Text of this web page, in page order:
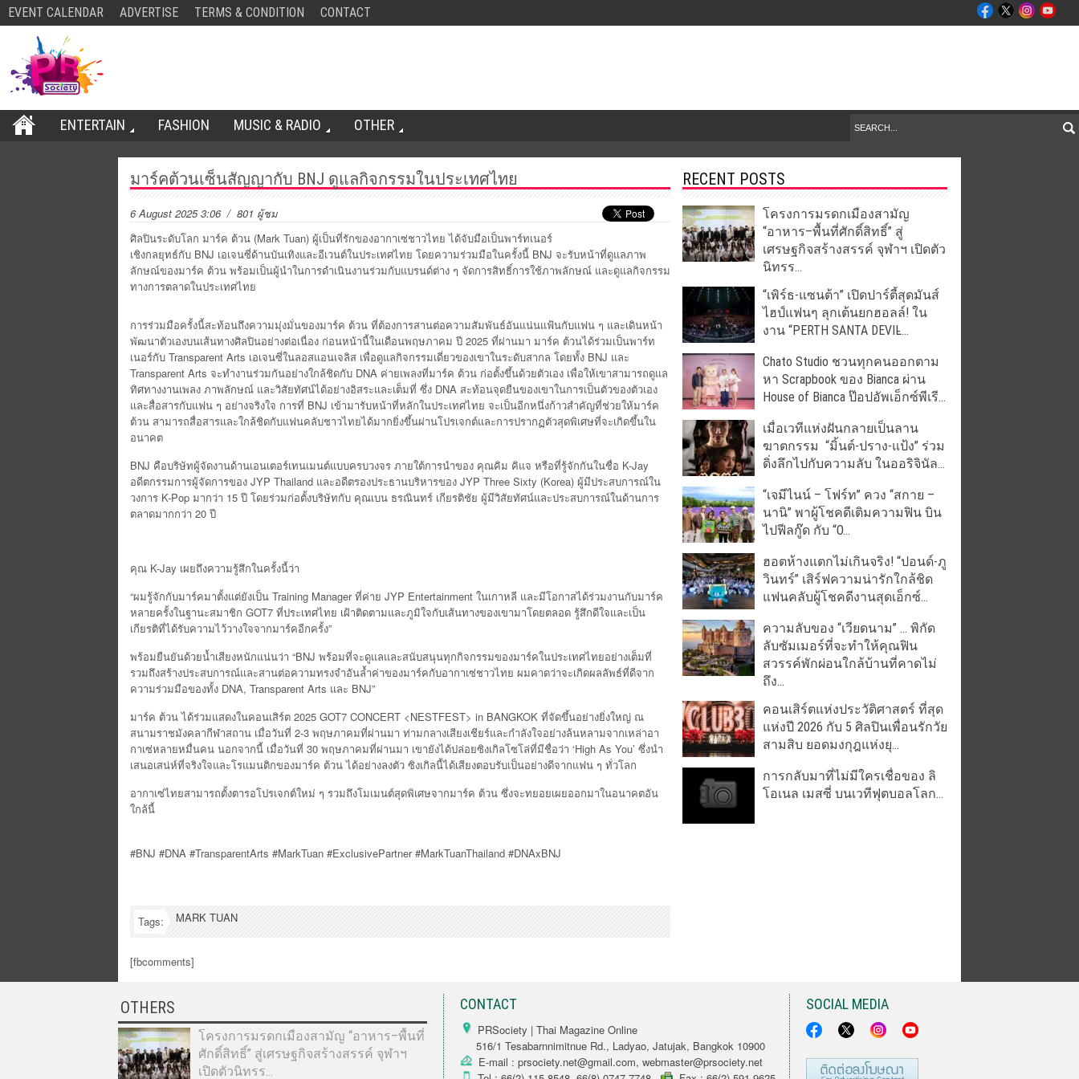
EVENT CALENDAR ADVERTISE TERMS & CONDITION CONTACT
ENTERTAIN FASHION MUSIC & RADIO OTHER
มาร์คต้วนเซ็นสัญญากับ BNJ ดูแลกิจกรรมในประเทศไทย
6 August 2025 3:06/ 801 ผู้ชม
ศิลปินระดับโลก มาร์ค ต้วน (Mark Tuan) ผู้เป็นที่รักของอากาเซ่ชาวไทย ได้จับมือเป็นพาร์ทเนอร์
เชิงกลยุทธ์กับ BNJ เอเจนซี่ด้านบันเทิงและอีเวนต์ในประเทศไทย โดยความร่วมมือในครั้งนี้ BNJ จะรับหน้าที่ดูแลภาพ
ลักษณ์ของมาร์ค ต้วน พร้อมเป็นผู้นำในการดำเนินงานร่วมกับแบรนด์ต่าง ๆ จัดการสิทธิ์การใช้ภาพลักษณ์ และดูแลกิจกรรม
ทางการตลาดในประเทศไทย
การร่วมมือครั้งนี้สะท้อนถึงความมุ่งมั่นของมาร์ค ต้วน ที่ต้องการสานต่อความสัมพันธ์อันแน่นแฟ้นกับแฟน ๆ และเดินหน้า
พัฒนาตัวเองบนเส้นทางศิลปินอย่างต่อเนื่อง ก่อนหน้านี้ในเดือนพฤษภาคม ปี 2025 ที่ผ่านมา มาร์ค ต้วนได้ร่วมเป็นพาร์ท
เนอร์กับ Transparent Arts เอเจนซี่ในลอสแอนเจลิส เพื่อดูแลกิจกรรมเดี่ยวของเขาในระดับสากล โดยทั้ง BNJ และ
Transparent Arts จะทำงานร่วมกันอย่างใกล้ชิดกับ DNA ค่ายเพลงที่มาร์ค ต้วน ก่อตั้งขึ้นด้วยตัวเอง เพื่อให้เขาสามารถดูแล
ทิศทางงานเพลง ภาพลักษณ์ และวิสัยทัศน์ได้อย่างอิสระและเต็มที่ ซึ่ง DNA สะท้อนจุดยืนของเขาในการเป็นตัวของตัวเอง
และสื่อสารกับแฟน ๆ อย่างจริงใจ การที่ BNJ เข้ามารับหน้าที่หลักในประเทศไทย จะเป็นอีกหนึ่งก้าวสำคัญที่ช่วยให้มาร์ค
ต้วน สามารถสื่อสารและใกล้ชิดกับแฟนคลับชาวไทยได้มากยิ่งขึ้นผ่านโปรเจกต์และการปรากฏตัวสุดพิเศษที่จะเกิดขึ้นใน
อนาคต
BNJ คือบริษัทผู้จัดงานด้านเอนเตอร์เทนเมนต์แบบครบวงจร ภายใต้การนำของ คุณคิม คิแจ หรือที่รู้จักกันในชื่อ K-Jay
อดีตกรรมการผู้จัดการของ JYP Thailand และอดีตรองประธานบริหารของ JYP Three Sixty (Korea) ผู้มีประสบการณ์ใน
วงการ K-Pop มากว่า 15 ปี โดยร่วมก่อตั้งบริษัทกับ คุณเบน ธรณินทร์ เกียรติชัย ผู้มีวิสัยทัศน์และประสบการณ์ในด้านการ
ตลาดมากกว่า 20 ปี
คุณ K-Jay เผยถึงความรู้สึกในครั้งนี้ว่า
“ผมรู้จักกับมาร์คมาตั้งแต่ยังเป็น Training Manager ที่ค่าย JYP Entertainment ในเกาหลี และมีโอกาสได้ร่วมงานกับมาร์ค
หลายครั้งในฐานะสมาชิก GOT7 ที่ประเทศไทย เฝ้าติดตามและภูมิใจกับเส้นทางของเขามาโดยตลอด รู้สึกดีใจและเป็น
เกียรติที่ได้รับความไว้วางใจจากมาร์คอีกครั้ง”
พร้อมยืนยันด้วยน้ำเสียงหนักแน่นว่า “BNJ พร้อมที่จะดูแลและสนับสนุนทุกกิจกรรมของมาร์คในประเทศไทยอย่างเต็มที่
รวมถึงสร้างประสบการณ์และสานต่อความทรงจำอันล้ำค่าของมาร์คกับอากาเซ่ชาวไทย ผมคาดว่าจะเกิดผลลัพธ์ที่ดีจาก
ความร่วมมือของทั้ง DNA, Transparent Arts และ BNJ”
มาร์ค ต้วน ได้ร่วมแสดงในคอนเสิร์ต 2025 GOT7 CONCERT <NESTFEST> in BANGKOK ที่จัดขึ้นอย่างยิ่งใหญ่ ณ
สนามราชมังคลากีฬาสถาน เมื่อวันที่ 2-3 พฤษภาคมที่ผ่านมา ท่ามกลางเสียงเชียร์และกำลังใจอย่างล้นหลามจากเหล่าอา
กาเซ่หลายหมื่นคน นอกจากนี้ เมื่อวันที่ 30 พฤษภาคมที่ผ่านมา เขายังได้ปล่อยซิงเกิลโซโล่ที่มีชื่อว่า ‘High As You’ ซึ่งนำ
เสนอเสน่ห์ที่จริงใจและโรแมนติกของมาร์ค ต้วน ได้อย่างลงตัว ซิงเกิลนี้ได้เสียงตอบรับเป็นอย่างดีจากแฟน ๆ ทั่วโลก
อากาเซ่ไทยสามารถตั้งตารอโปรเจกต์ใหม่ ๆ รวมถึงโมเมนต์สุดพิเศษจากมาร์ค ต้วน ซึ่งจะทยอยเผยออกมาในอนาคตอัน
ใกล้นี้
#BNJ #DNA #TransparentArts #MarkTuan #ExclusivePartner #MarkTuanThailand #DNAxBNJ
Tags: MARK TUAN
[fbcomments]
RECENT POSTS
โครงการมรดกเมืองสามัญ
“อาหาร–พื้นที่ศักดิ์สิทธิ์” สู่
เศรษฐกิจสร้างสรรค์ จุฬาฯ เปิดตัว
นิทรร...
“เพิร์ธ-แซนต้า” เปิดปาร์ตี้สุดมันส์
ไฮป์แฟนๆ ลุกเต้นยกฮอลล์! ใน
งาน “PERTH SANTA DEVIL̵...
Chato Studio ชวนทุกคนออกตาม
หา Scrapbook ของ Bianca ผ่าน
House of Bianca ป๊อปอัพเอ็กซ์พีเรี...
เมื่อเวทีแห่งฝันกลายเป็นลาน
ฆาตกรรม “มิ้นต์-ปราง-แป้ง” ร่วม
ดิ่งลึกไปกับความลับ ในออริจินัล...
“เจมีไนน์ – โฟร์ท” ควง “สกาย –
นานิ” พาผู้โชคดีเติมความฟิน บิน
ไปฟีลกู๊ด กับ “O...
ฮอตห้างแตกไม่เกินจริง! “ปอนด์-ภู
วินทร์” เสิร์ฟความน่ารักใกล้ชิด
แฟนคลับผู้โชคดีงานสุดเอ็กซ์...
ความลับของ “เวียดนาม” … พิกัด
ลับซัมเมอร์ที่จะทำให้คุณฟิน
สวรรค์พักผ่อนใกล้บ้านที่คาดไม่
ถึง...
คอนเสิร์ตแห่งประวัติศาสตร์ ที่สุด
แห่งปี 2026 กับ 5 ศิลปินเพื่อนรักวัย
สามสิบ ยอดมงกุฎแห่งยุ...
การกลับมาที่ไม่มีใครเชื่อของ ลิ
โอเนล เมสซี่ บนเวทีฟุตบอลโลก...
OTHERS
โครงการมรดกเมืองสามัญ “อาหาร–พื้นที่
ศักดิ์สิทธิ์” สู่เศรษฐกิจสร้างสรรค์ จุฬาฯ
เปิดตัวนิทรร...
CONTACT
PRSociety | Thai Magazine Online
516/1 Tesabarnnimitnue Rd., Ladyao, Jatujak, Bangkok 10900
E-mail : prsociety.net@gmail.com, webmaster@prsociety.net
SOCIAL MEDIA